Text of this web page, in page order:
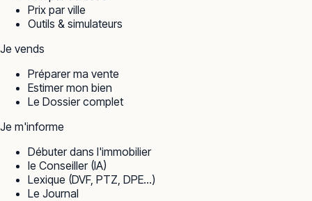
Prix par ville
Outils & simulateurs
Je vends
Préparer ma vente
Estimer mon bien
Le Dossier complet
Je m'informe
Débuter dans l'immobilier
le Conseiller (IA)
Lexique (DVF, PTZ, DPE…)
Le Journal